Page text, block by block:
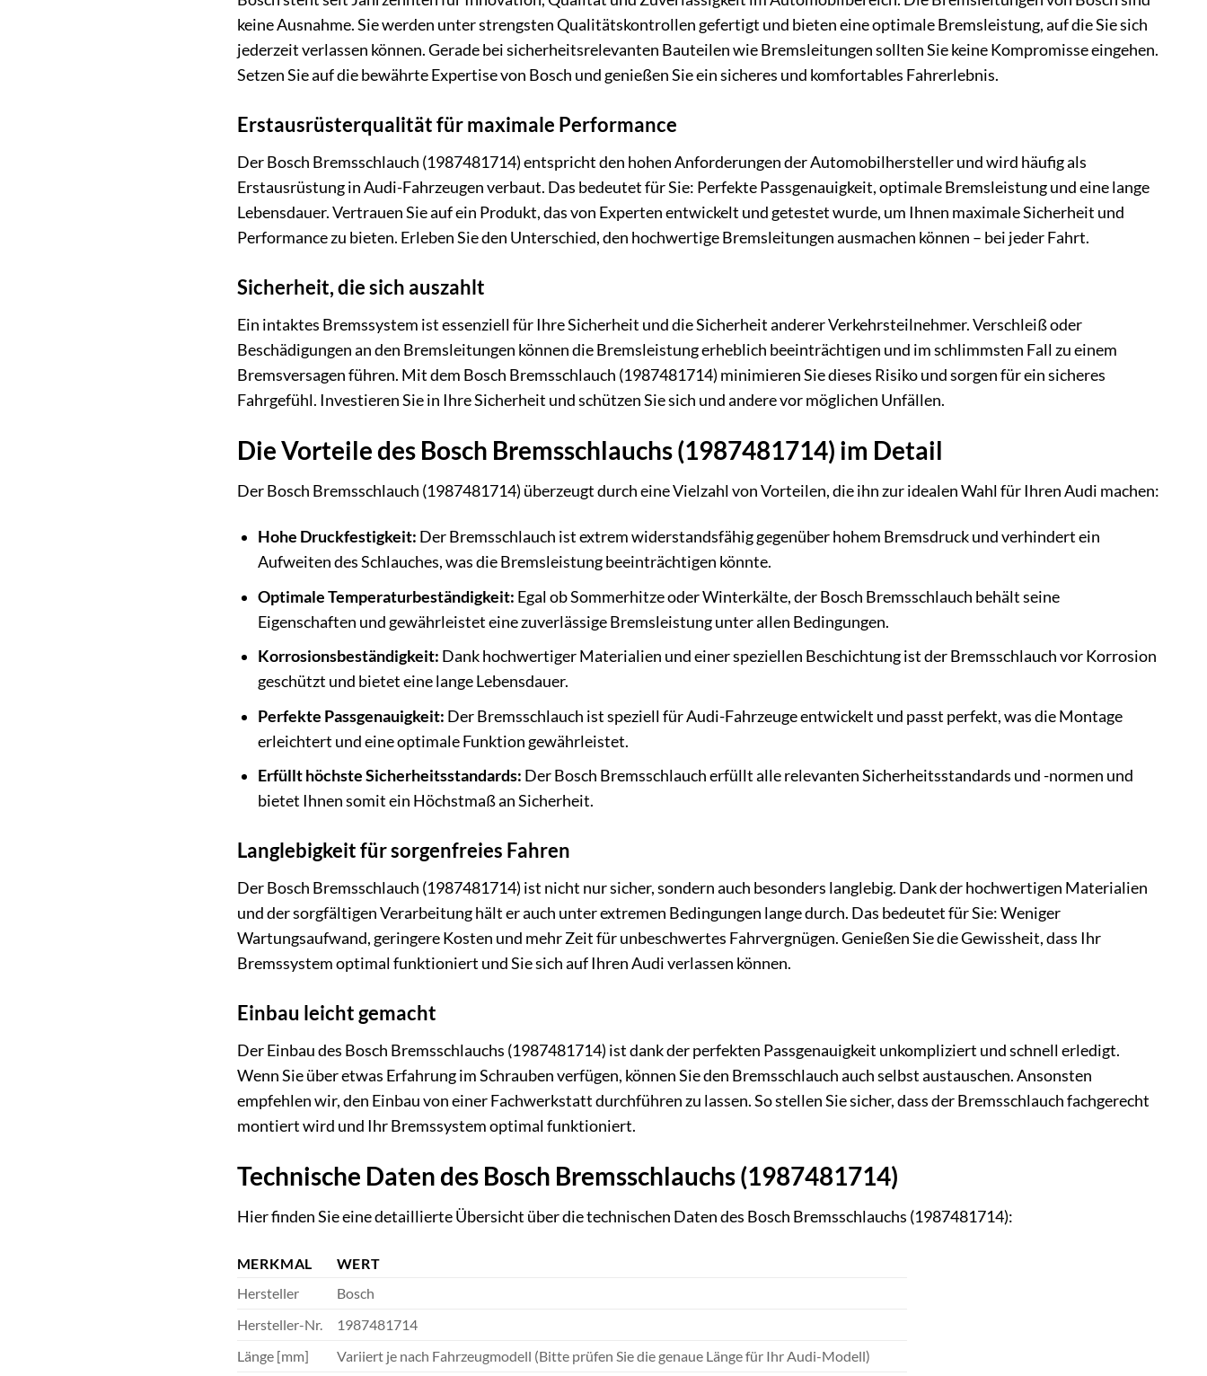
keine Ausnahme. Sie werden unter strengsten Qualitätskontrollen gefertigt und bieten eine optimale Bremsleistung, auf die Sie sich
jederzeit verlassen können. Gerade bei sicherheitsrelevanten Bauteilen wie Bremsleitungen sollten Sie keine Kompromisse eingehen.
Setzen Sie auf die bewährte Expertise von Bosch und genießen Sie ein sicheres und komfortables Fahrerlebnis.
Erstausrüsterqualität für maximale Performance
Der Bosch Bremsschlauch (1987481714) entspricht den hohen Anforderungen der Automobilhersteller und wird häufig als
Erstausrüstung in Audi-Fahrzeugen verbaut. Das bedeutet für Sie: Perfekte Passgenauigkeit, optimale Bremsleistung und eine lange
Lebensdauer. Vertrauen Sie auf ein Produkt, das von Experten entwickelt und getestet wurde, um Ihnen maximale Sicherheit und
Performance zu bieten. Erleben Sie den Unterschied, den hochwertige Bremsleitungen ausmachen können – bei jeder Fahrt.
Sicherheit, die sich auszahlt
Ein intaktes Bremssystem ist essenziell für Ihre Sicherheit und die Sicherheit anderer Verkehrsteilnehmer. Verschleiß oder
Beschädigungen an den Bremsleitungen können die Bremsleistung erheblich beeinträchtigen und im schlimmsten Fall zu einem
Bremsversagen führen. Mit dem Bosch Bremsschlauch (1987481714) minimieren Sie dieses Risiko und sorgen für ein sicheres
Fahrgefühl. Investieren Sie in Ihre Sicherheit und schützen Sie sich und andere vor möglichen Unfällen.
Die Vorteile des Bosch Bremsschlauchs (1987481714) im Detail
Der Bosch Bremsschlauch (1987481714) überzeugt durch eine Vielzahl von Vorteilen, die ihn zur idealen Wahl für Ihren Audi machen:
Hohe Druckfestigkeit: Der Bremsschlauch ist extrem widerstandsfähig gegenüber hohem Bremsdruck und verhindert ein
Aufweiten des Schlauches, was die Bremsleistung beeinträchtigen könnte.
Optimale Temperaturbeständigkeit: Egal ob Sommerhitze oder Winterkälte, der Bosch Bremsschlauch behält seine
Eigenschaften und gewährleistet eine zuverlässige Bremsleistung unter allen Bedingungen.
Korrosionsbeständigkeit: Dank hochwertiger Materialien und einer speziellen Beschichtung ist der Bremsschlauch vor Korrosion
geschützt und bietet eine lange Lebensdauer.
Perfekte Passgenauigkeit: Der Bremsschlauch ist speziell für Audi-Fahrzeuge entwickelt und passt perfekt, was die Montage
erleichtert und eine optimale Funktion gewährleistet.
Erfüllt höchste Sicherheitsstandards: Der Bosch Bremsschlauch erfüllt alle relevanten Sicherheitsstandards und -normen und
bietet Ihnen somit ein Höchstmaß an Sicherheit.
Langlebigkeit für sorgenfreies Fahren
Der Bosch Bremsschlauch (1987481714) ist nicht nur sicher, sondern auch besonders langlebig. Dank der hochwertigen Materialien
und der sorgfältigen Verarbeitung hält er auch unter extremen Bedingungen lange durch. Das bedeutet für Sie: Weniger
Wartungsaufwand, geringere Kosten und mehr Zeit für unbeschwertes Fahrvergnügen. Genießen Sie die Gewissheit, dass Ihr
Bremssystem optimal funktioniert und Sie sich auf Ihren Audi verlassen können.
Einbau leicht gemacht
Der Einbau des Bosch Bremsschlauchs (1987481714) ist dank der perfekten Passgenauigkeit unkompliziert und schnell erledigt.
Wenn Sie über etwas Erfahrung im Schrauben verfügen, können Sie den Bremsschlauch auch selbst austauschen. Ansonsten
empfehlen wir, den Einbau von einer Fachwerkstatt durchführen zu lassen. So stellen Sie sicher, dass der Bremsschlauch fachgerecht
montiert wird und Ihr Bremssystem optimal funktioniert.
Technische Daten des Bosch Bremsschlauchs (1987481714)
Hier finden Sie eine detaillierte Übersicht über die technischen Daten des Bosch Bremsschlauchs (1987481714):
MERKMAL
WERT
Hersteller
Bosch
Hersteller-Nr.
1987481714
Länge [mm]
Variiert je nach Fahrzeugmodell (Bitte prüfen Sie die genaue Länge für Ihr Audi-Modell)